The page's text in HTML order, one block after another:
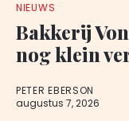
NIEUWS
Bakkerij
nog klein
PETER EBERSON
augustus 7, 2026